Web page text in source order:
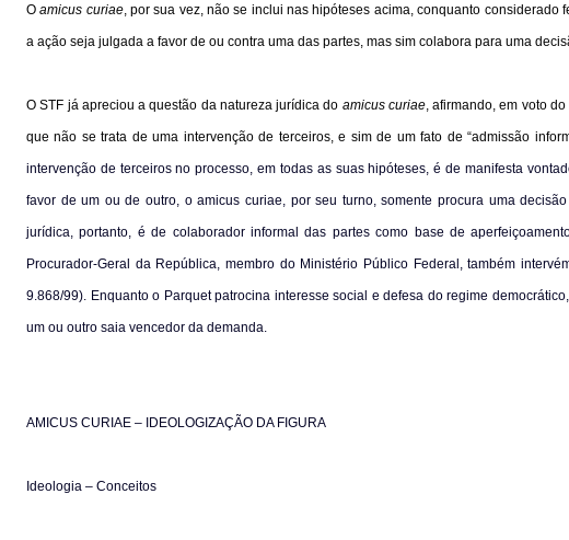
Oamicus curiae, por sua vez, não se inclui nas hipóteses acima, conquanto considerado
a ação seja julgada a favor de ou contra uma das partes, mas sim colabora para uma
O STF já apreciou a questão da natureza jurídica do amicus curiae, afirmando, em voto
que não se trata de uma intervenção de terceiros, e sim de um fato de “admissão
intervenção de terceiros no processo, em todas as suas hipóteses, é de manifesta
favor de um ou de outro, oamicus curiae , por seu turno, somente procura uma
jurídica, portanto, é de colaborador informal das partes como base de
Procurador-Geral da República, membro do Ministério Público Federal, também
9.868/99). Enquanto o Parquetpatrocina interesse social e defesa do regime
um ou outro saia vencedor da demanda.
AMICUS CURIAE – IDEOLOGIZAÇÃO DA FIGURA
Ideologia – Conceitos